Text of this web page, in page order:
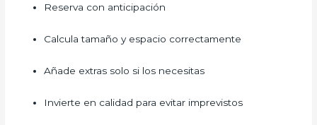
Reserva con anticipación
Calcula tamaño y espacio correctamente
Añade extras solo si los necesitas
Invierte en calidad para evitar imprevistos